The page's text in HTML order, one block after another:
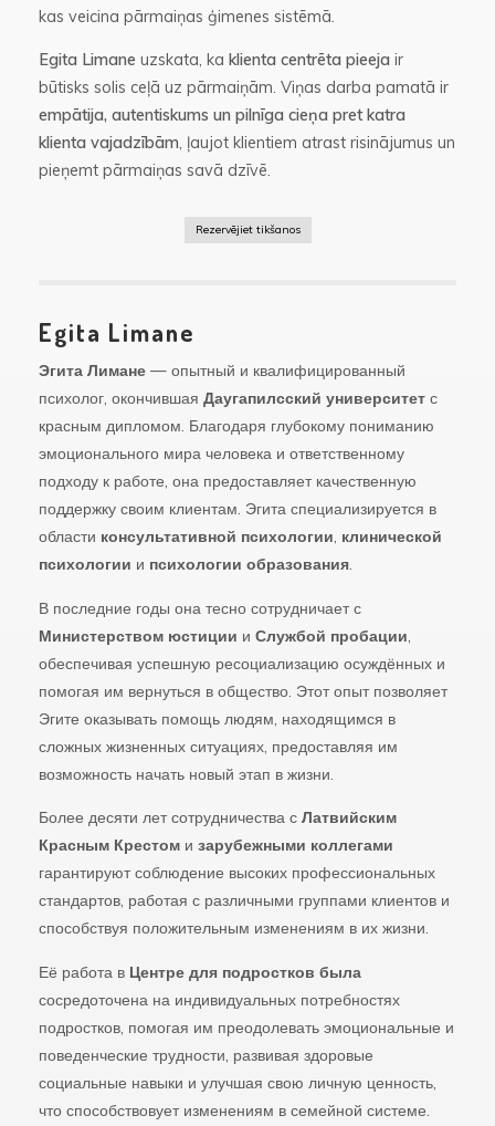
kas veicina pārmaiņas ģimenes sistēmā.
Egita Limane uzskata, ka klienta centrēta pieeja ir
būtisks solis ceļā uz pārmaiņām. Viņas darba pamatā ir
empātija, autentiskums un pilnīga cieņa pret katra
klienta vajadzībām, ļaujot klientiem atrast risinājumus un
pieņemt pārmaiņas savā dzīvē.
Rezervējiet tikšanos
Egita Limane
Эгита Лимане — опытный и квалифицированный
психолог, окончившая Даугапилсский университет с
красным дипломом. Благодаря глубокому пониманию
эмоционального мира человека и ответственному
подходу к работе, она предоставляет качественную
поддержку своим клиентам. Эгита специализируется в
области консультативной психологии, клинической
психологии и психологии образования.
В последние годы она тесно сотрудничает с
Министерством юстиции и Службой пробации,
обеспечивая успешную ресоциализацию осуждённых и
помогая им вернуться в общество. Этот опыт позволяет
Эгите оказывать помощь людям, находящимся в
сложных жизненных ситуациях, предоставляя им
возможность начать новый этап в жизни.
Более десяти лет сотрудничества с Латвийским
Красным Крестом и зарубежными коллегами
гарантируют соблюдение высоких профессиональных
стандартов, работая с различными группами клиентов и
способствуя положительным изменениям в их жизни.
Её работа в Центре для подростков была
сосредоточена на индивидуальных потребностях
подростков, помогая им преодолевать эмоциональные и
поведенческие трудности, развивая здоровые
социальные навыки и улучшая свою личную ценность,
что способствовует изменениям в семейной системе.